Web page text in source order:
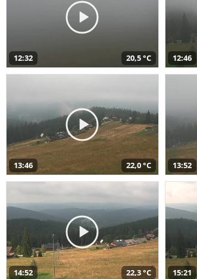
12:32 20,5 °C 12:46
13:46 22,0 °C 13:52
14:52 22,3 °C 15:21